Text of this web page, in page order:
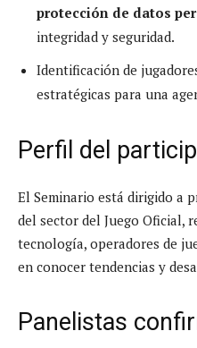
protección de datos
integridad y seguridad.
Identificación de
estratégicas para una
Perfil del
El Seminario está dirigido a
del sector del Juego Oficial,
tecnología, operadores de
en conocer tendencias y
Panelistas